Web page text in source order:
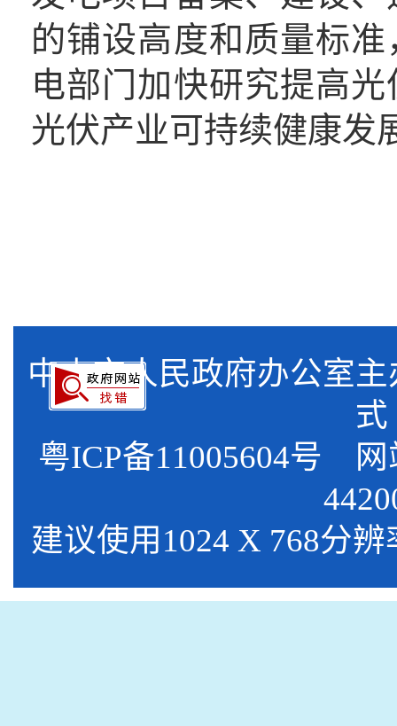
的铺设高度和质量标
电部门加快研究提高
光伏产业可持续健康发
中山市人民政府办公
式
粤ICP备11005604号 网
建议使用1024 X 768分